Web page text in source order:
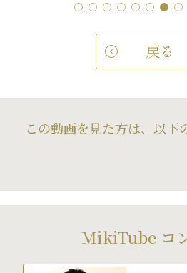
戻る
この動画を見た方は、以下
MikiTube コ